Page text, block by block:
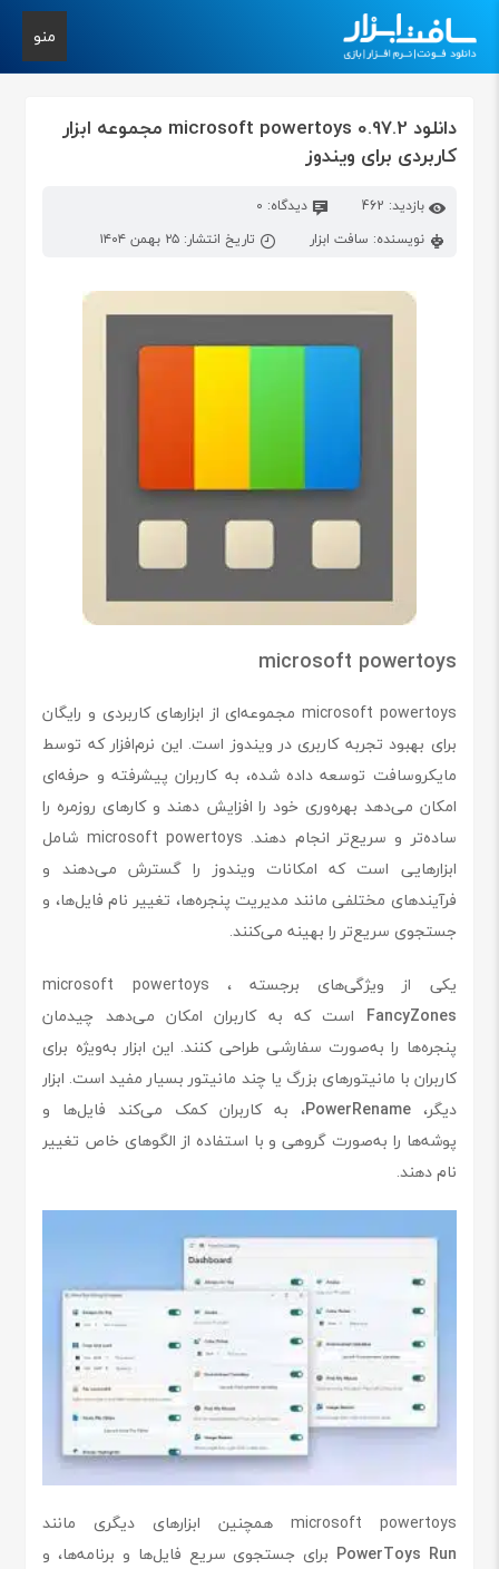
منو
دانلود microsoft powertoys 0.97.2 مجموعه ابزار
کاربردی برای ویندوز
بازدید: 462
دیدگاه: 0
نویسنده: سافت ابزار
تاریخ انتشار: ۲۵ بهمن ۱۴۰۴
microsoft powertoys
microsoft powertoys مجموعه‌ای از ابزارهای کاربردی و رایگان
برای بهبود تجربه کاربری در ویندوز است. این نرم‌افزار که توسط
مایکروسافت توسعه داده شده، به کاربران پیشرفته و حرفه‌ای
امکان می‌دهد بهره‌وری خود را افزایش دهند و کارهای روزمره را
ساده‌تر و سریع‌تر انجام دهند. microsoft powertoys شامل
ابزارهایی است که امکانات ویندوز را گسترش می‌دهند و
فرآیندهای مختلفی مانند مدیریت پنجره‌ها، تغییر نام فایل‌ها، و
جستجوی سریع‌تر را بهینه می‌کنند.
یکی از ویژگی‌های برجسته microsoft powertoys ،
FancyZones است که به کاربران امکان می‌دهد چیدمان
پنجره‌ها را به‌صورت سفارشی طراحی کنند. این ابزار به‌ویژه برای
کاربران با مانیتورهای بزرگ یا چند مانیتور بسیار مفید است. ابزار
دیگر،PowerRename، به کاربران کمک می‌کند فایل‌ها و
پوشه‌ها را به‌صورت گروهی و با استفاده از الگوهای خاص تغییر
نام دهند.
microsoft powertoys همچنین ابزارهای دیگری مانند
PowerToys Run برای جستجوی سریع فایل‌ها و برنامه‌ها، و